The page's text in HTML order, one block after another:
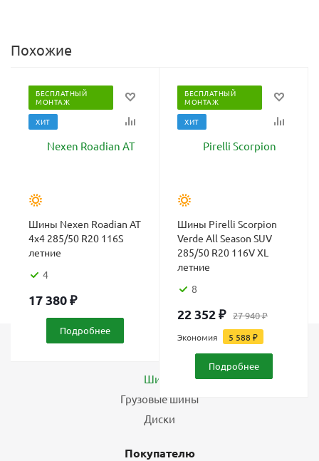
Похожие
БЕСПЛАТНЫЙ
МОНТАЖ
ХИТ
Шины Nexen Roadian AT
4x4 285/50 R20 116S
летние
4
17 380₽
Подробнее
БЕСПЛАТНЫЙ
МОНТАЖ
ХИТ
Шины Pirelli Scorpion
Verde All Season SUV
285/50 R20 116V XL
летние
8
22 352₽ 27 940₽
Экономия 5 588 ₽
Подробнее
Шины
Грузовые шины
Диски
Покупателю